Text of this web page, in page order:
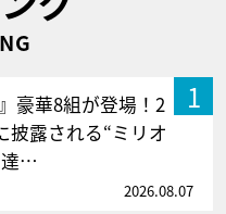
1
豪華8組が登場！2
披露される“ミリオ
達…
2026.08.07